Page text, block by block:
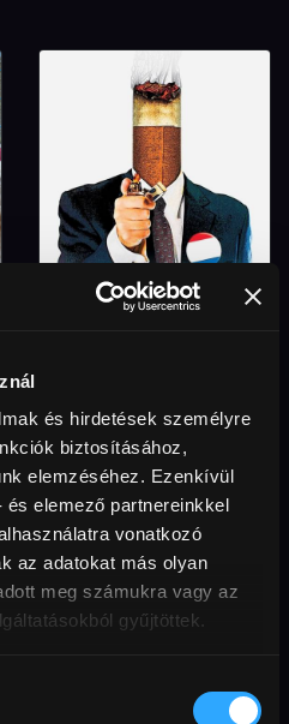
és hirdetések személyre
biztosításához,
elemzéséhez. Ezenkívül
elemező partnereinkkel
vonatkozó
az adatokat más olyan
meg számukra vagy az
gyűjtöttek.